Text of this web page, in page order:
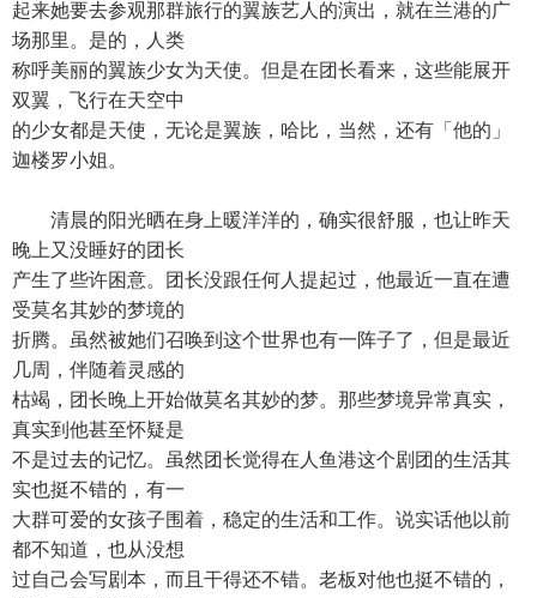
起来她要去参观那群旅行的翼族艺人的演出，就在兰港的广
场那里。是的，人类
称呼美丽的翼族少女为天使。但是在团长看来，这些能展开
双翼，飞行在天空中
的少女都是天使，无论是翼族，哈比，当然，还有「他的」
迦楼罗小姐。
清晨的阳光晒在身上暖洋洋的，确实很舒服，也让昨天
晚上又没睡好的团长
产生了些许困意。团长没跟任何人提起过，他最近一直在遭
受莫名其妙的梦境的
折腾。虽然被她们召唤到这个世界也有一阵子了，但是最近
几周，伴随着灵感的
枯竭，团长晚上开始做莫名其妙的梦。那些梦境异常真实，
真实到他甚至怀疑是
不是过去的记忆。虽然团长觉得在人鱼港这个剧团的生活其
实也挺不错的，有一
大群可爱的女孩子围着，稳定的生活和工作。说实话他以前
都不知道，也从没想
过自己会写剧本，而且干得还不错。老板对他也挺不错的，